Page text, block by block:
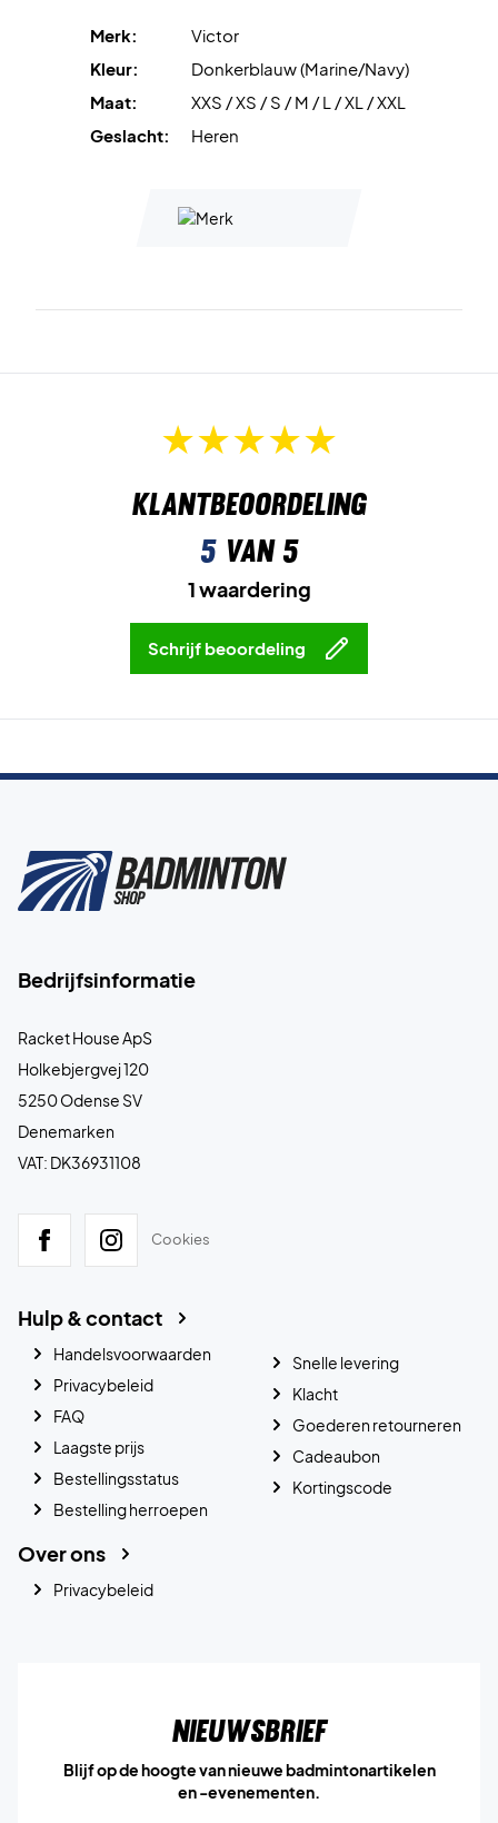
Merk:
Victor
Kleur:
Donkerblauw (Marine/Navy)
Maat:
XXS / XS / S / M / L / XL / XXL
Geslacht:
Heren
Klantbeoordeling
5van 5
1 waardering
Schrijf beoordeling
Bedrijfsinformatie
Racket House ApS
Holkebjergvej 120
5250 Odense SV
Denemarken
VAT: DK36931108
Cookies
Hulp & contact
Handelsvoorwaarden
Privacybeleid
FAQ
Laagste prijs
Bestellingsstatus
Bestelling herroepen
Snelle levering
Klacht
Goederen retourneren
Cadeaubon
Kortingscode
Over ons
Privacybeleid
Nieuwsbrief
Blijf op de hoogte van nieuwe badmintonartikelen
en -evenementen.